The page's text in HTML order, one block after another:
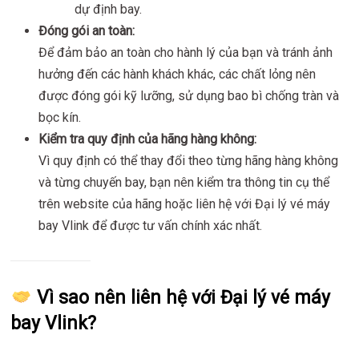
dự định bay.
Đóng gói an toàn:
Để đảm bảo an toàn cho hành lý của bạn và tránh ảnh
hưởng đến các hành khách khác, các chất lỏng nên
được đóng gói kỹ lưỡng, sử dụng bao bì chống tràn và
bọc kín.
Kiểm tra quy định của hãng hàng không:
Vì quy định có thể thay đổi theo từng hãng hàng không
và từng chuyến bay, bạn nên kiểm tra thông tin cụ thể
trên website của hãng hoặc liên hệ với Đại lý vé máy
bay Vlink để được tư vấn chính xác nhất.
Vì sao nên liên hệ với Đại lý vé máy
bay Vlink?